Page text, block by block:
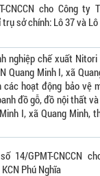
CNCCN cho Công
sở chính: Lô 37 và
nghiệp chế xuất
Quang Minh I, xã
hoạt động bảo vệ
đồ gỗ, đồ nội thất
I, xã Quang Minh,
14/GPMT-CNCCN
Phú Nghĩa